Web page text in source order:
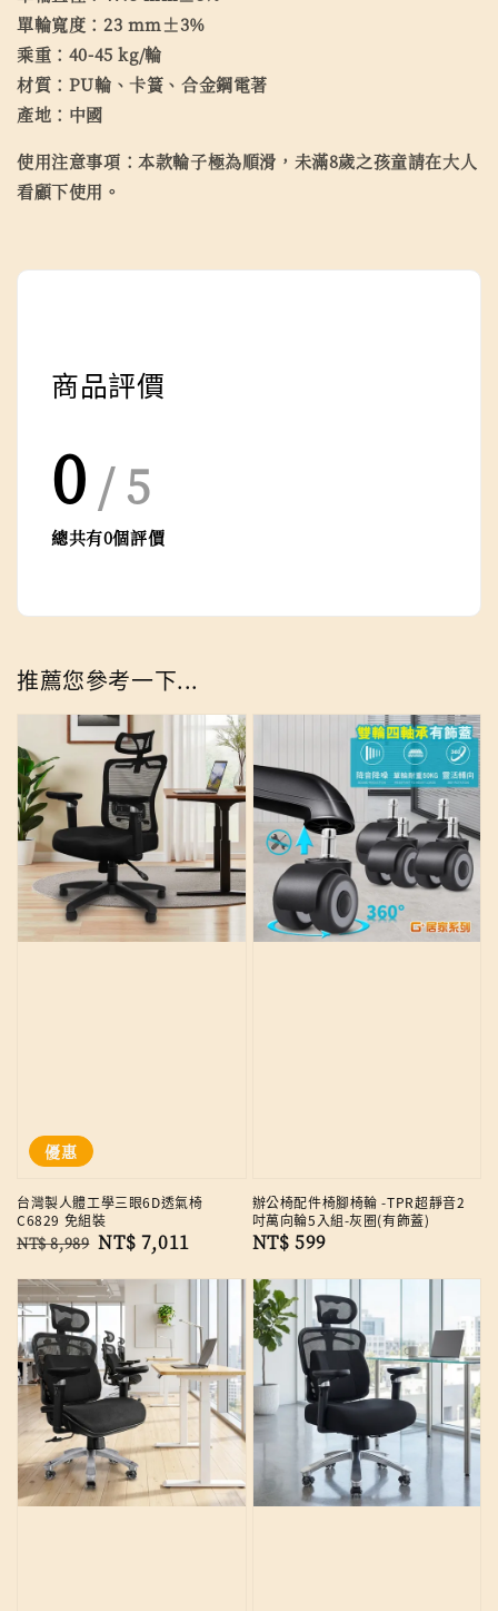
單輪寬度：23 mm±3%
乘重：40-45 kg/輪
材質：PU輪、卡簧、合金鋼電著
產地：中國
使用注意事項：本款輪子極為順滑，未滿8歲之孩童請在大人
看顧下使用。
商品評價
0 / 5
總共有0個評價
推薦您參考一下...
優惠
台灣製人體工學三眼6D透氣椅
C6829 免組裝
Regular
NT$ 8,989 Sale
NT$ 7,011
辦公椅配件椅腳椅輪 -TPR超靜音2
吋萬向輪5入組-灰圈(有飾蓋)
Regular
NT$ 599